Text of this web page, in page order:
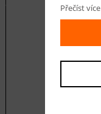
Přečíst více